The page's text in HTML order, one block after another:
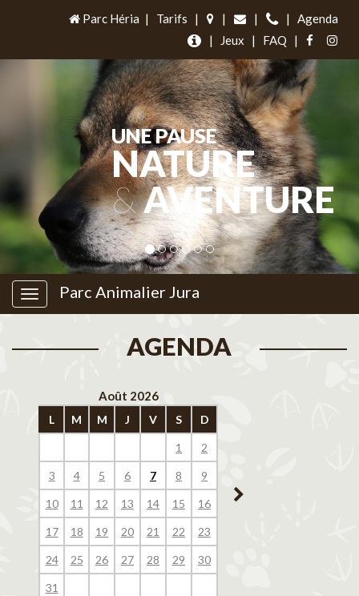
Parc Héria | Tarifs | | | |
Agenda
|
Jeux | FAQ |
UNE PAUSE
NATURE
&AVENTURE
Parc Animalier Jura
AGENDA
Août 2026
L M M J V S D
1 2
3 4 5 6 7 8 9
10 11 12 13 14 15 16
17 18 19 20 21 22 23
24 25 26 27 28 29 30
31
14